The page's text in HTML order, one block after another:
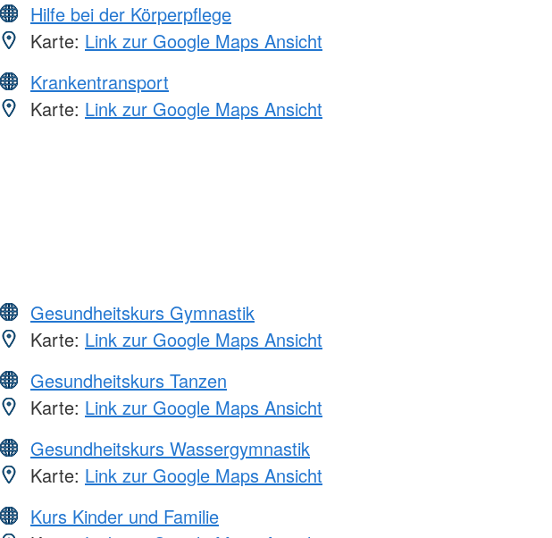
Hilfe bei der Körperpflege
Karte: Link zur Google Maps Ansicht
Krankentransport
Karte: Link zur Google Maps Ansicht
Gesundheitskurs Gymnastik
Karte: Link zur Google Maps Ansicht
Gesundheitskurs Tanzen
Karte: Link zur Google Maps Ansicht
Gesundheitskurs Wassergymnastik
Karte: Link zur Google Maps Ansicht
Kurs Kinder und Familie